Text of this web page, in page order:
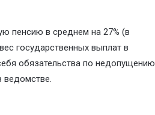
пенсию в среднем на 27% (в
государственных выплат в
обязательства по недопущению
ведомстве.